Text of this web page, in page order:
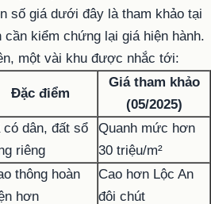
số giá dưới đây là tham khảo tại
kiểm chứng lại giá hiện hành.
một vài khu được nhắc tới:
Đặc điểm
Giá tham khảo
(05/2025)
dân, đất sổ
riêng
Quanh mức hơn
30 triệu/m²
thông hoàn
hơn
Cao hơn Lộc An
đôi chút